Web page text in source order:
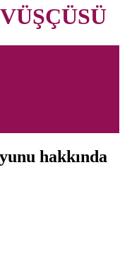
hakkında